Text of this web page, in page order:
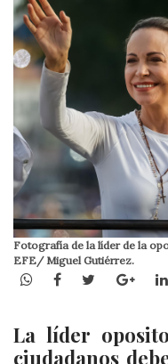
Fotografía de la líder de la
EFE/ Miguel Gutiérrez.
WhatsApp
Facebook
Twitter
La líder
ciudadanos